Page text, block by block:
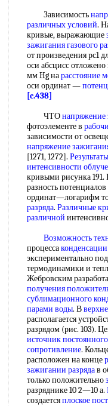
Зависимость
различных условий.
кривые, выражающие
зажигания газового
от произведения рс1
оси абсцисс
мм Hg нарасстояние
оси ординат —
[c.438]
ЧТОнапряжение
фотоэлементе в
зависимости от
напряжение
[1271, 1272].
интенсивности
кривыми рисунка 191.
разность потенциалов
ординат—логарифм
разряда. Различные
различной
Возможность
процесса
экспериментально
термодинамики и
Жебровским
получения
сублимационного
парами воды. В
располагается
разрядом (рис. 103).
источник
сопротивление.
расположен на конце
зажигании разрядав
только положительно
разряднике 10 2—10 а.
создаетсяплоское